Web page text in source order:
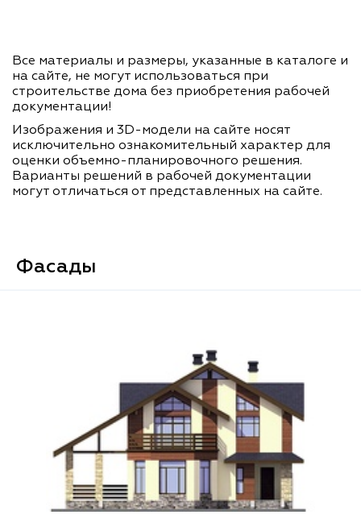
Все материалы и размеры, указанные в каталоге и
на сайте, не могут использоваться при
строительстве дома без приобретения рабочей
документации!
Изображения и 3D-модели на сайте носят
исключительно ознакомительный характер для
оценки объемно-планировочного решения.
Варианты решений в рабочей документации
могут отличаться от представленных на сайте.
Фасады